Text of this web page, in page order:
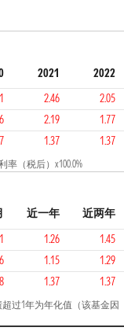
2021
2022
2.46
2.05
2.19
1.77
1.37 1.37
（税后）x100.0%
近一年
近两年
1.26
1.45
1.15
1.29
1.37 1.37
超过1年为年化值（该基金因